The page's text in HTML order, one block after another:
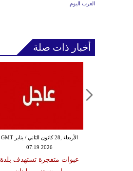
العرب اليوم
أخبار ذات صلة
الأربعاء ,28 كانون الثاني / يناير GMT
07:19 2026
عبوات متفجرة تستهدف بلدة